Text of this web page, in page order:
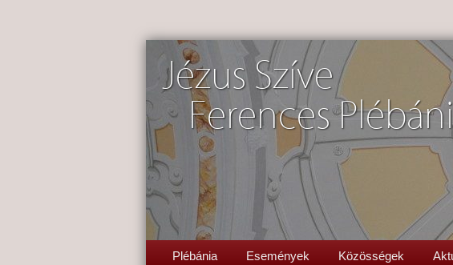
Jézus Szíve
Ferences
Plébánia Események Közösségek